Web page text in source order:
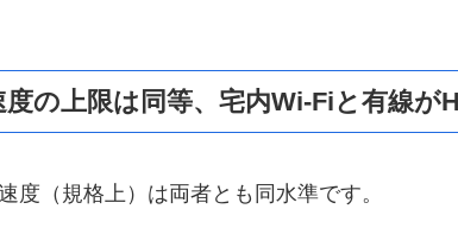
度の上限は同等、宅内Wi-Fiと有線が
度（規格上）は両者とも同水準です。